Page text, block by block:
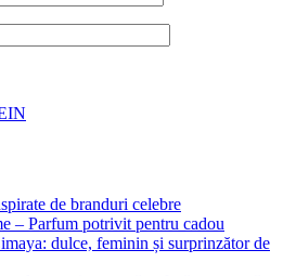
de branduri celebre
– Parfum potrivit pentru cadou
dulce, feminin și surprinzător de